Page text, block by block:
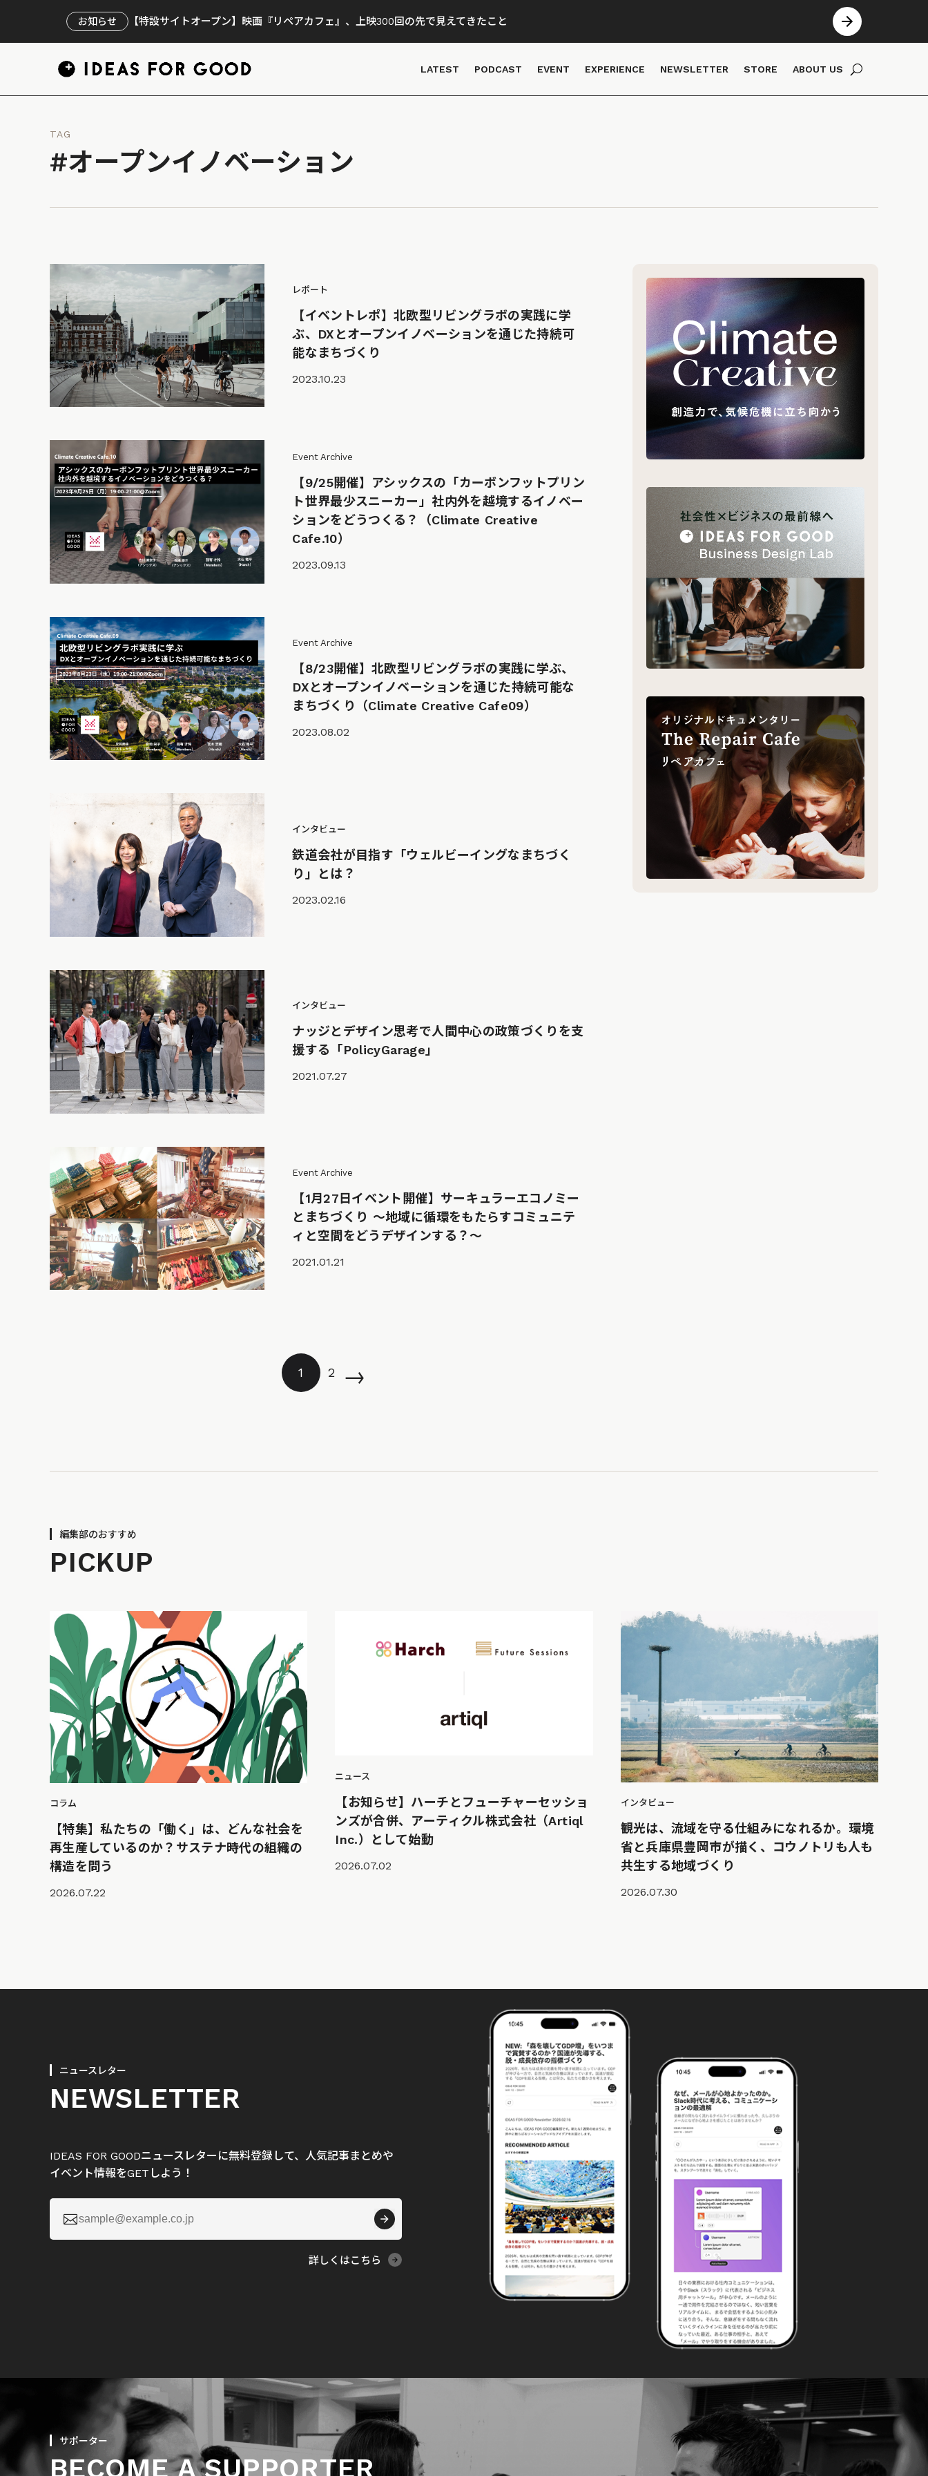
お知らせ 【特設サイトオープン】映画『リペアカフェ』、上映300回の先で見えてきたこと
LATEST PODCAST EVENT EXPERIENCE NEWSLETTER STORE ABOUT US
TAG
#オープンイノベーション
レポート
【イベントレポ】北欧型リビングラボの実践に学
ぶ、DXとオープンイノベーションを通じた持続可
能なまちづくり
2023.10.23
Event Archive
【9/25開催】アシックスの「カーボンフットプリン
ト世界最少スニーカー」社内外を越境するイノベー
ションをどうつくる？（Climate Creative
Cafe.10）
2023.09.13
Event Archive
【8/23開催】北欧型リビングラボの実践に学ぶ、
DXとオープンイノベーションを通じた持続可能な
まちづくり（Climate Creative Cafe09）
2023.08.02
インタビュー
鉄道会社が目指す「ウェルビーイングなまちづく
り」とは？
2023.02.16
インタビュー
ナッジとデザイン思考で人間中心の政策づくりを支
援する「PolicyGarage」
2021.07.27
Event Archive
【1月27日イベント開催】サーキュラーエコノミー
とまちづくり ～地域に循環をもたらすコミュニテ
ィと空間をどうデザインする？～
2021.01.21
1 2 →
編集部のおすすめ
PICKUP
コラム
【特集】私たちの「働く」は、どんな社会を
再生産しているのか？サステナ時代の組織の
構造を問う
2026.07.22
ニュース
【お知らせ】ハーチとフューチャーセッショ
ンズが合併、アーティクル株式会社（Artiql
Inc.）として始動
2026.07.02
インタビュー
観光は、流域を守る仕組みになれるか。環境
省と兵庫県豊岡市が描く、コウノトリも人も
共生する地域づくり
2026.07.30
ニュースレター
NEWSLETTER
IDEAS FOR GOODニュースレターに無料登録して、人気記事まとめや
イベント情報をGETしよう！

詳しくはこちら
サポーター
BECOME A SUPPORTER